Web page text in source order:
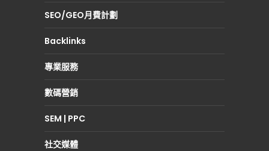
SEO/GEO月費計劃
Backlinks
專業服務
數碼營銷
SEM | PPC
社交媒體